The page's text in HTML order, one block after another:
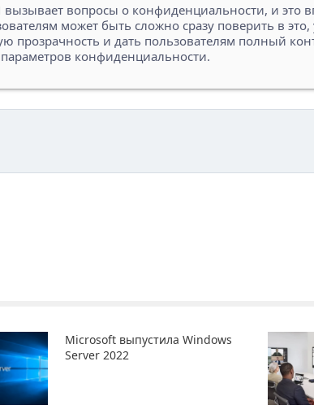
вопросы о конфиденциальности, и это
может быть сложно сразу поверить в
прозрачность и дать пользователям полный
конфиденциальности.
Microsoft выпустила Windows
Server 2022